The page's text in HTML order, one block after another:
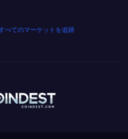
べてのマーケットを追跡